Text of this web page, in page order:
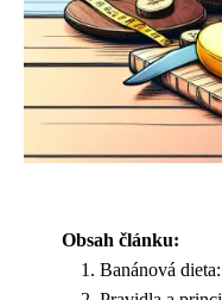
Obsah článku:
Banánová